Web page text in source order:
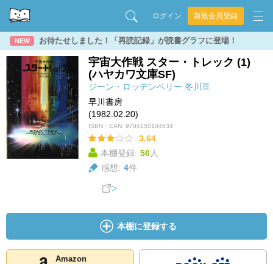
ログイン 新規会員登録
NEW お待たせしました！「再読記録」が読書グラフに登場！
宇宙大作戦 スター・トレック (1)
(ハヤカワ文庫SF)
ジーン・ロッデンベリー 冬川亘
早川書房
(1982.02.20)
ISBN・EAN: 9784150104634
3.64
本棚登録: 56人
感想: 4件
本棚に登録する
Amazon